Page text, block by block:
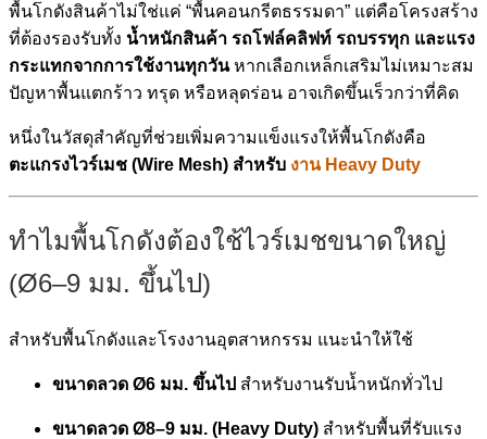
พื้นโกดังสินค้าไม่ใช่แค่ “พื้นคอนกรีตธรรมดา” แต่คือโครงสร้าง
ที่ต้องรองรับทั้ง น้ำหนักสินค้า รถโฟล์คลิฟท์ รถบรรทุก และแรง
กระแทกจากการใช้งานทุกวันหากเลือกเหล็กเสริมไม่เหมาะสม
ปัญหาพื้นแตกร้าว ทรุด หรือหลุดร่อน อาจเกิดขึ้นเร็วกว่าที่คิด
หนึ่งในวัสดุสำคัญที่ช่วยเพิ่มความแข็งแรงให้พื้นโกดังคือ
ตะแกรงไวร์เมช (Wire Mesh) สำหรับ งาน Heavy Duty
ทำไมพื้นโกดังต้องใช้ไวร์เมชขนาดใหญ่
(Ø6–9 มม. ขึ้นไป)
สำหรับพื้นโกดังและโรงงานอุตสาหกรรม แนะนำให้ใช้
ขนาดลวด Ø6 มม. ขึ้นไป สำหรับงานรับน้ำหนักทั่วไป
ขนาดลวด Ø8–9 มม. (Heavy Duty) สำหรับพื้นที่รับแรง